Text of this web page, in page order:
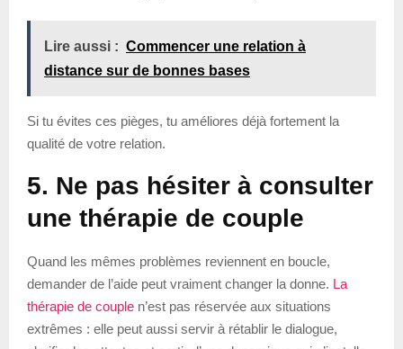
Lire aussi : Commencer une relation à
distance sur de bonnes bases
Si tu évites ces pièges, tu améliores déjà fortement la
qualité de votre relation.
5. Ne pas hésiter à consulter
une thérapie de couple
Quand les mêmes problèmes reviennent en boucle,
demander de l’aide peut vraiment changer la donne. La
thérapie de couple n’est pas réservée aux situations
extrêmes : elle peut aussi servir à rétablir le dialogue,